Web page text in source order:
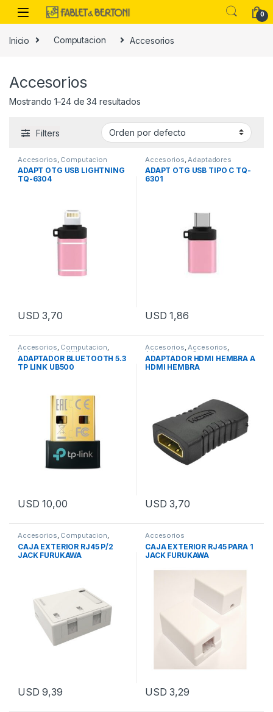
Skip to navigation
Skip to content
0
Inicio Computacion Accesorios
Accesorios
Mostrando 1–24 de 34 resultados
Filters
Accesorios Computacion
ADAPT OTG USB LIGHTNING
TQ-6304
USD 3,70
Accesorios Adaptadores
ADAPT OTG USB TIPO C TQ-
6301
USD 1,86
Accesorios, Computacion,
Instrumentos,Wifi
ADAPTADOR BLUETOOTH 5.3
TP LINK UB500
USD 10,00
Accesorios,Accesorios,
Adaptadores, Computacion,
Fichas,TV
ADAPTADOR HDMI HEMBRA A
HDMI HEMBRA
USD 3,70
Accesorios, Computacion,
Fichas ,Wifi
CAJA EXTERIOR RJ45 P/2
JACK FURUKAWA
USD 9,39
Accesorios
CAJA EXTERIOR RJ45 PARA 1
JACK FURUKAWA
USD 3,29